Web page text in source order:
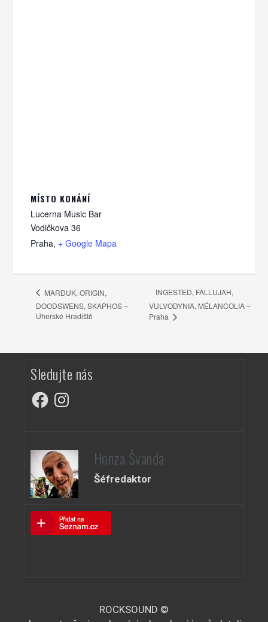
MÍSTO KONÁNÍ
Lucerna Music Bar
Vodičkova 36
Praha, + Google Mapa
MARDUK, ORIGIN,
DOODSWENS, SKAPHOS –
Uherské Hradiště
INGESTED, FALLUJAH,
VULVODYNIA, MÉLANCOLIA –
Praha
Sledujte nás
FacebookInstagram
Honza Švanda
Šéfredaktor
ROCKSOUND ©